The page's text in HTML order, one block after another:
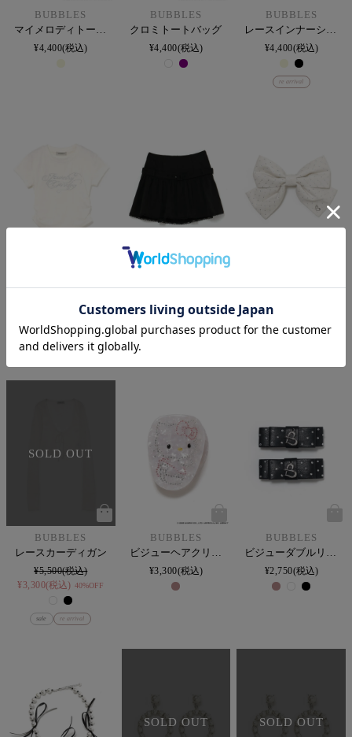
BUBBLES
マイメロディトートバッグ
¥4,400 税込
BUBBLES
クロミトートバッグ
¥4,400 税込
BUBBLES
レースインナーショートパンツ
¥4,400 税込
re arrival
40%OFF
sale
BUBBLES
¥7,150
¥ 4,290 税込 40%OFF
new
SOLD OUT
BUBBLES
レースカーディガン
¥5,500
¥3,300 税込 40%OFF
sale re arrival
BUBBLES
ビジューヘアクリップ
¥3,300 税込
BUBBLES
ビジューダブルリボンバレッタ
¥2,750 税込
SOLD OUT SOLD OUT